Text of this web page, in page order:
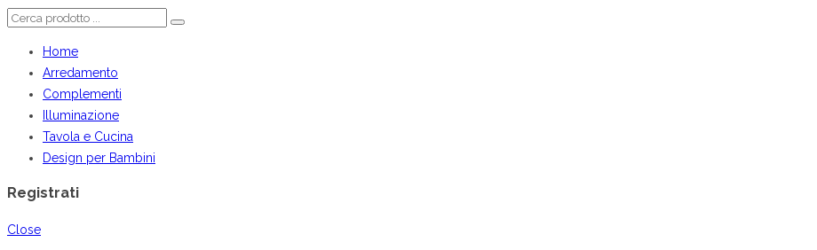
Home
Arredamento
Complementi
Illuminazione
Tavola e Cucina
Design per Bambini
Registrati
Close